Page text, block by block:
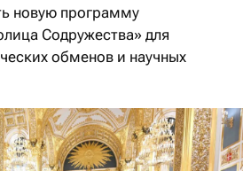
новую программу
Содружества» для
обменов и научных